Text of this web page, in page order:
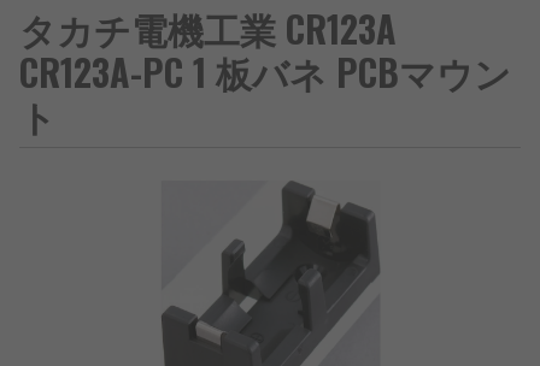
タカチ電機工業 CR123A
CR123A-PC 1 板バネ PCBマウン
ト